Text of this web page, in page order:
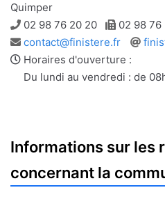
Quimper
Téléphone
02 98 76 20 20
02 98 76
Adresse
e-
mail
contact@finistere.fr
Site
Horaires d'ouverture :
Du lundi au vendredi : de
Informations sur les
concernant la